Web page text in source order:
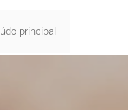
principal